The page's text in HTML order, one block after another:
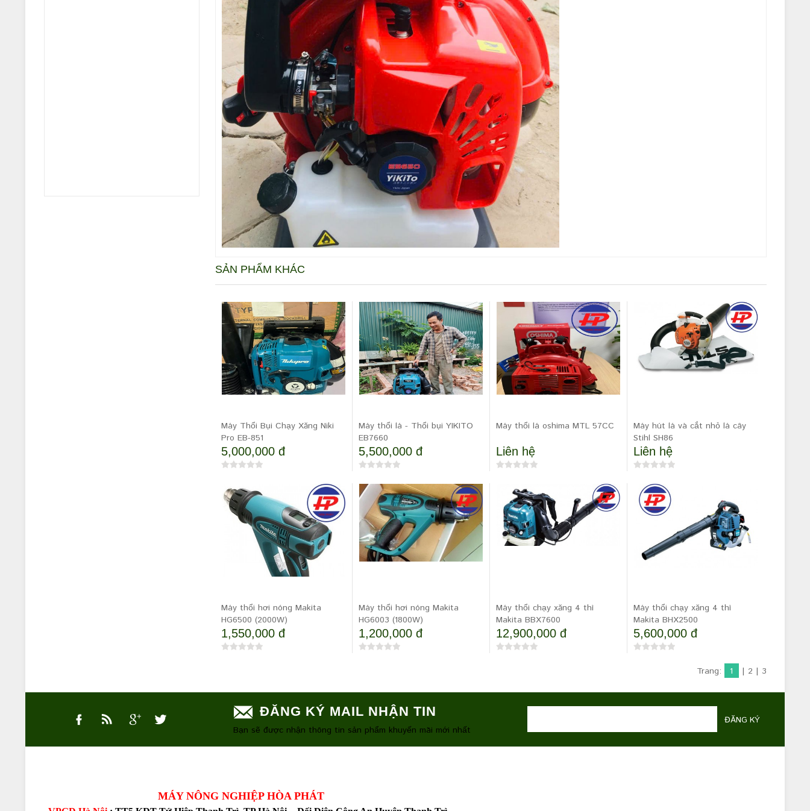
SẢN PHẨM KHÁC
Máy Thổi Bụi Chạy Xăng Niki
Pro EB-851
5,000,000 đ
Máy thổi lá - Thổi bụi YIKITO
EB7660
5,500,000 đ
Máy thổi lá oshima MTL 57CC
Liên hệ
Máy hút lá và cắt nhỏ lá cây
Stihl SH86
Liên hệ
Máy thổi hơi nóng Makita
HG6500 (2000W)
1,550,000 đ
Máy thổi hơi nóng Makita
HG6003 (1800W)
1,200,000 đ
Máy thổi chạy xăng 4 thì
Makita BBX7600
12,900,000 đ
Máy thổi chạy xăng 4 thì
Makita BHX2500
5,600,000 đ
Trang: 1 | 2 | 3
ĐĂNG KÝ MAIL NHẬN TIN
Bạn sẽ được nhận thông tin sản phẩm khuyến mãi mới nhất
ĐĂNG KÝ
MÁY NÔNG NGHIỆP HÒA PHÁT